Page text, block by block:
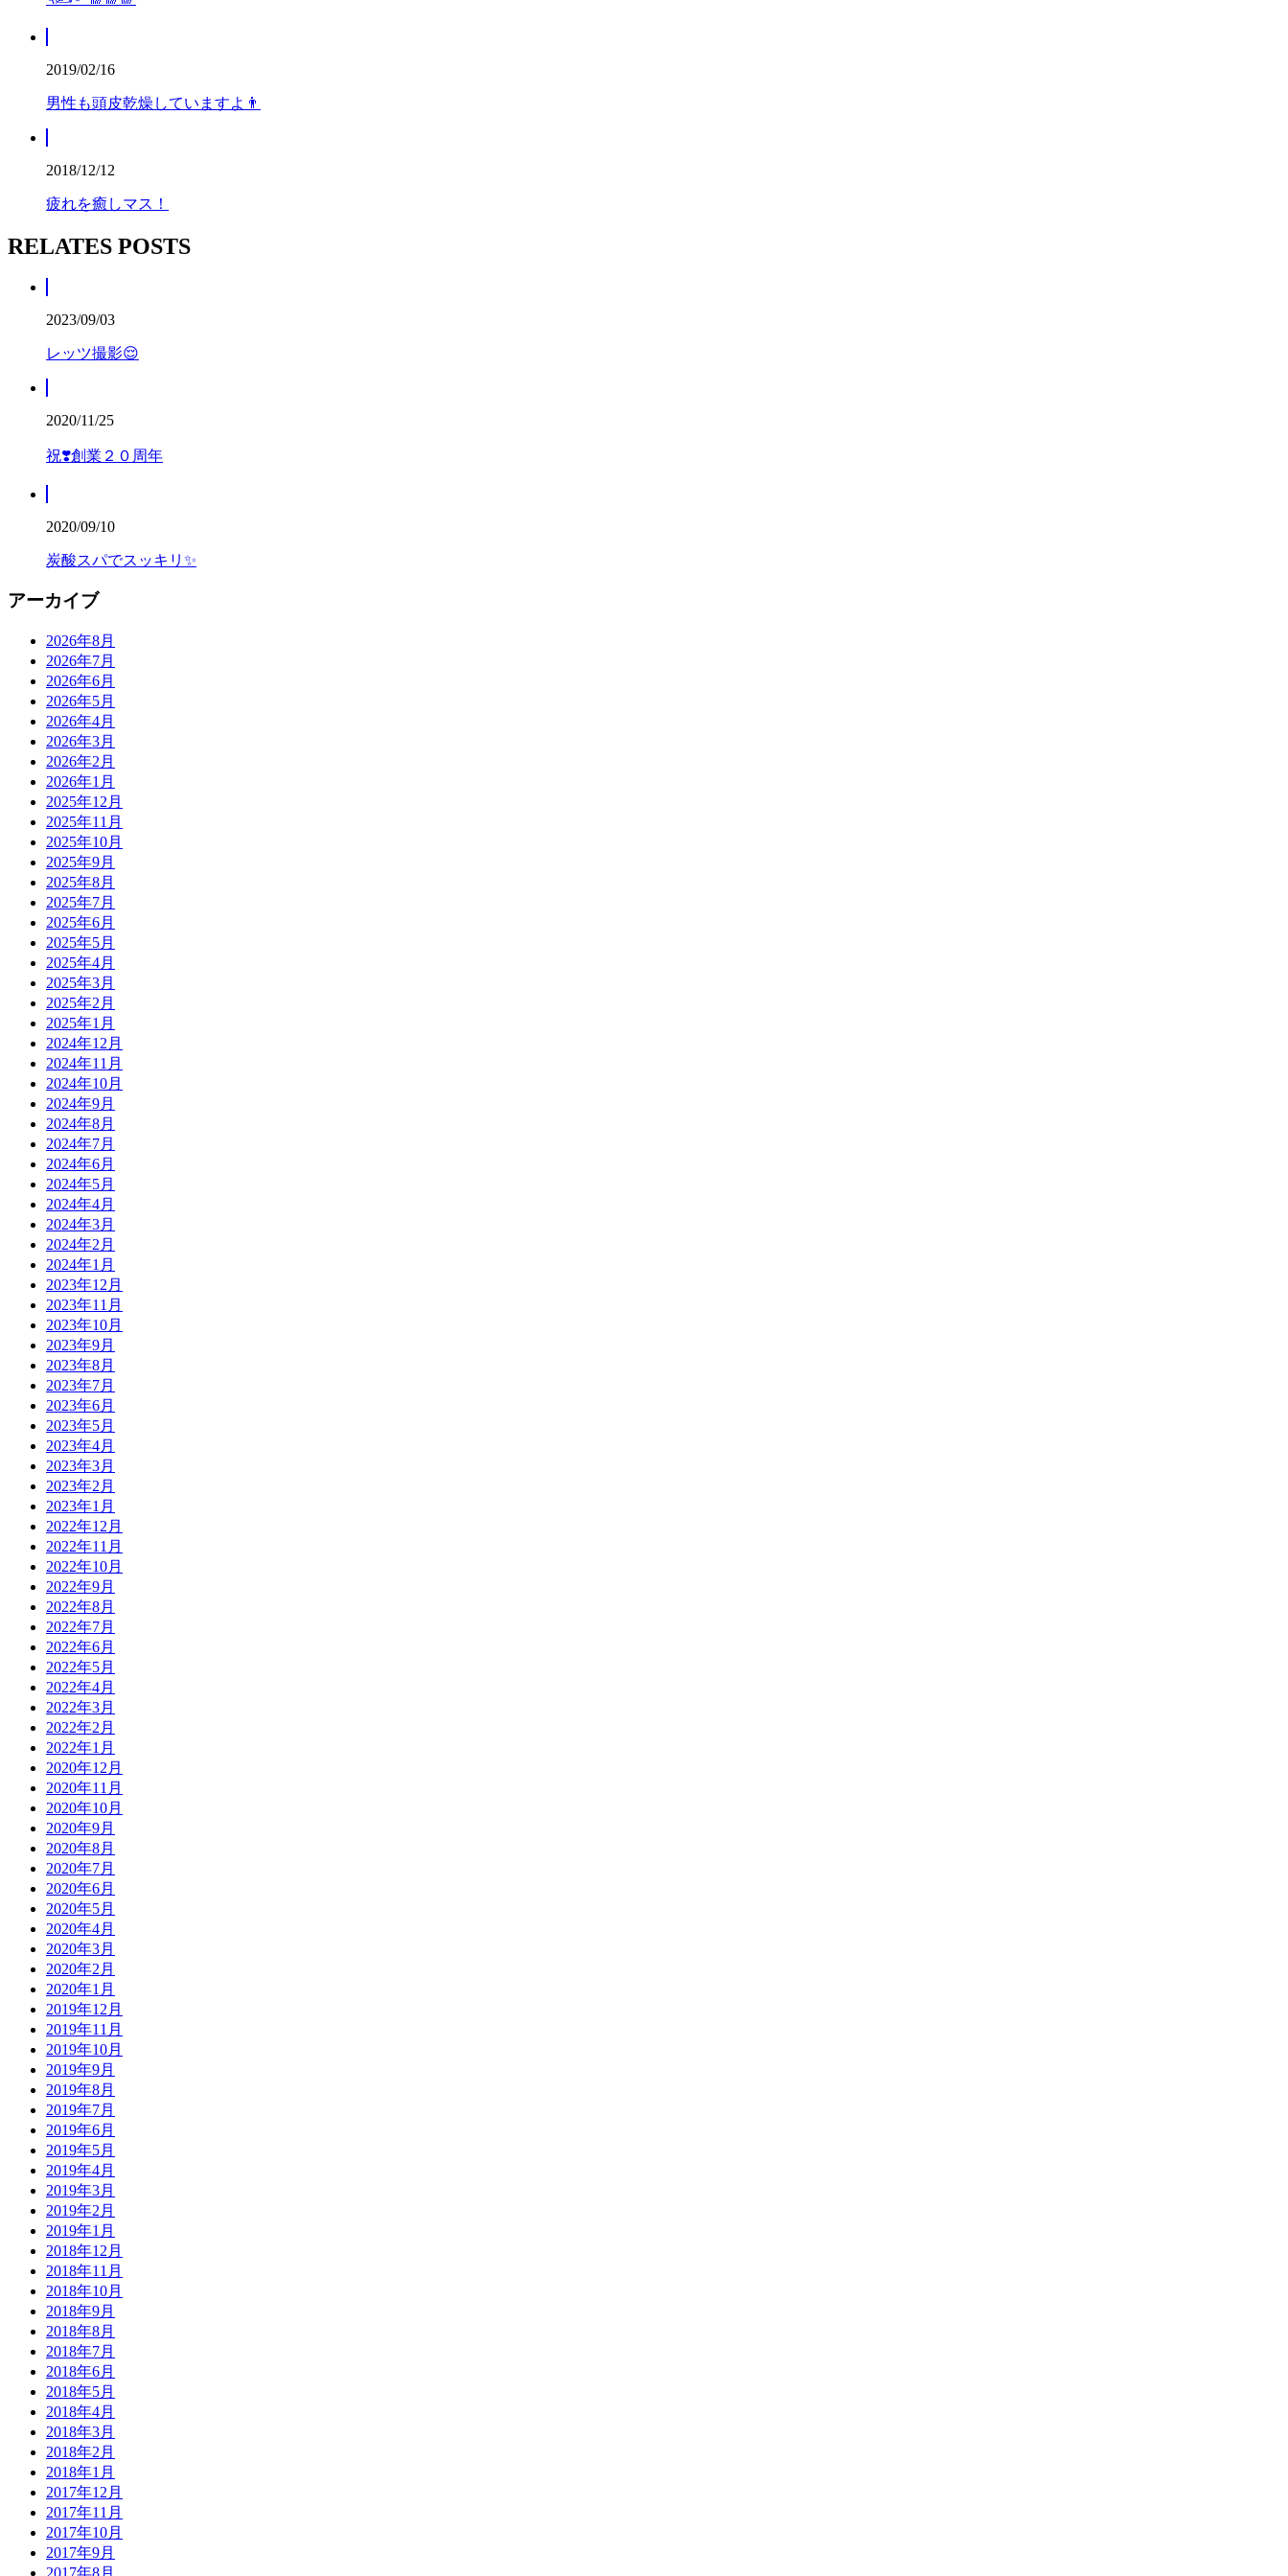
2019/02/16
男性も頭皮乾燥していますよ👨
2018/12/12
疲れを癒しマス！
RELATES POSTS
2023/09/03
レッツ撮影😌
2020/11/25
祝❣️創業２０周年
2020/09/10
炭酸スパでスッキリ✨
アーカイブ
2026年8月
2026年7月
2026年6月
2026年5月
2026年4月
2026年3月
2026年2月
2026年1月
2025年12月
2025年11月
2025年10月
2025年9月
2025年8月
2025年7月
2025年6月
2025年5月
2025年4月
2025年3月
2025年2月
2025年1月
2024年12月
2024年11月
2024年10月
2024年9月
2024年8月
2024年7月
2024年6月
2024年5月
2024年4月
2024年3月
2024年2月
2024年1月
2023年12月
2023年11月
2023年10月
2023年9月
2023年8月
2023年7月
2023年6月
2023年5月
2023年4月
2023年3月
2023年2月
2023年1月
2022年12月
2022年11月
2022年10月
2022年9月
2022年8月
2022年7月
2022年6月
2022年5月
2022年4月
2022年3月
2022年2月
2022年1月
2020年12月
2020年11月
2020年10月
2020年9月
2020年8月
2020年7月
2020年6月
2020年5月
2020年4月
2020年3月
2020年2月
2020年1月
2019年12月
2019年11月
2019年10月
2019年9月
2019年8月
2019年7月
2019年6月
2019年5月
2019年4月
2019年3月
2019年2月
2019年1月
2018年12月
2018年11月
2018年10月
2018年9月
2018年8月
2018年7月
2018年6月
2018年5月
2018年4月
2018年3月
2018年2月
2018年1月
2017年12月
2017年11月
2017年10月
2017年9月
2017年8月